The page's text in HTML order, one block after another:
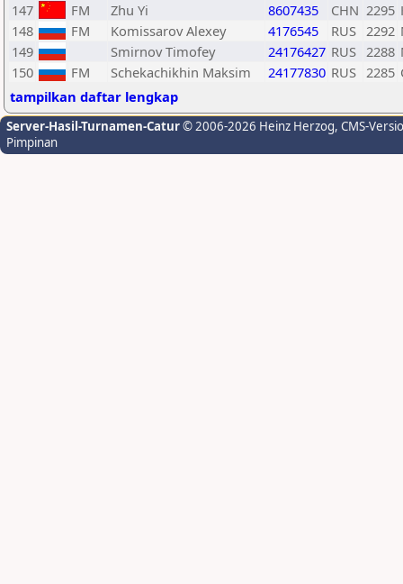
147
FM Zhu Yi 8607435 CHN 2295
148
FM Komissarov Alexey 4176545 RUS 2292
149
Smirnov Timofey 24176427 RUS 2288
150
FM Schekachikhin Maksim 24177830 RUS 2285
tampilkan daftar lengkap
Server-Hasil-Turnamen-Catur© 2006-2026 Heinz Herzog, CMS-
Pimpinan